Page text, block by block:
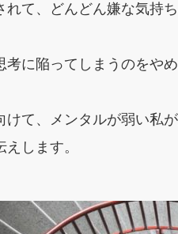
れて、どんどん嫌な気持
考に陥ってしまうのをやめ
けて、メンタルが弱い私
します。